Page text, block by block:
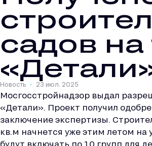
садов
Новость 23 июл. 2025
Мосгосстройнадзор выдал
«Детали». Проект получил
заключение экспертизы.
кв.м начнется уже этим летом на
будут включать по 10 групп для